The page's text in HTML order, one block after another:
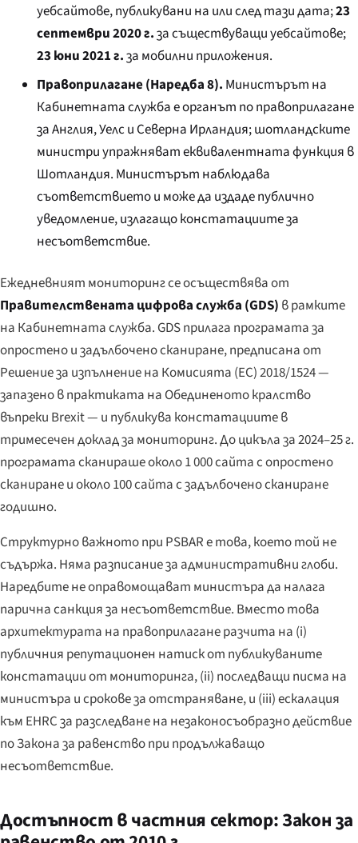
уебсайтове, публикувани на или след тази дата;23
септември 2020 г.за съществуващи уебсайтове;
23 юни 2021 г.за мобилни приложения.
Правоприлагане (Наредба 8). Министърът на
Кабинетната служба е органът по правоприлагане
за Англия, Уелс и Северна Ирландия; шотландските
министри упражняват еквивалентната функция в
Шотландия. Министърът наблюдава
съответствието и може да издаде публично
уведомление, излагащо констатациите за
несъответствие.
Ежедневният мониторинг се осъществява от
Правителствената цифрова служба (GDS) в рамките
на Кабинетната служба. GDS прилага програмата за
опростено и задълбочено сканиране, предписана от
Решение за изпълнение на Комисията (ЕС) 2018/1524 —
запазено в практиката на Обединеното кралство
въпреки Brexit — и публикува констатациите в
тримесечен доклад за мониторинг. До цикъла за 2024–25 г.
програмата сканираше около 1 000 сайта с опростено
сканиране и около 100 сайта с задълбочено сканиране
годишно.
Структурно важното при PSBAR е това, което той не
съдържа. Няма разписание за административни глоби.
Наредбите не оправомощават министъра да налага
парична санкция за несъответствие. Вместо това
архитектурата на правоприлагане разчита на (i)
публичния репутационен натиск от публикуваните
констатации от мониторинга, (ii) последващи писма на
министъра и срокове за отстраняване, и (iii) ескалация
към EHRC за разследване на незаконосъобразно действие
по Закона за равенство при продължаващо
несъответствие.
Достъпност в частния сектор: Закон за